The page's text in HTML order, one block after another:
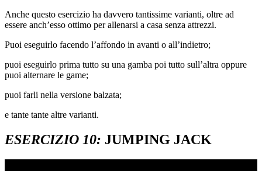
Anche questo esercizio ha davvero tantissime varianti, oltre ad
essere anch’esso ottimo per allenarsi a casa senza attrezzi.
Puoi eseguirlo facendo l’affondo in avanti o all’indietro;
puoi eseguirlo prima tutto su una gamba poi tutto sull’altra oppure
puoi alternare le game;
puoi farli nella versione balzata;
e tante tante altre varianti.
ESERCIZIO 10: JUMPING JACK